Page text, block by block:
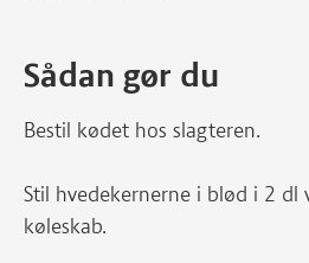
Sådan gør du
Bestil kødet hos slagteren.
Stil hvedekernerne i blød i 2 dl
køleskab.